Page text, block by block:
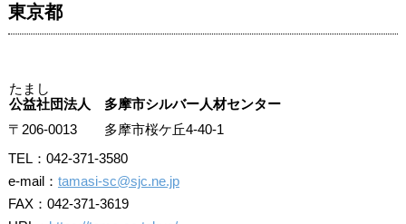
東京都
たまし
公益社団法人 多摩市シルバー人材センター
〒206-0013 多摩市桜ケ丘4-40-1
TEL：042-371-3580
e-mail： tamasi-sc@sjc.ne.jp
FAX：042-371-3619